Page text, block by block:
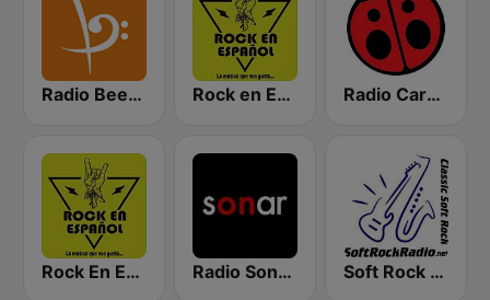
Radio Beethoven Rock en Español Radio Radio Carolina
Rock En Español Chile Radio Sonar FM Soft Rock Radio